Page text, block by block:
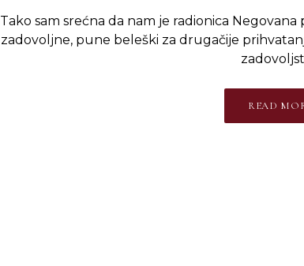
Tako sam srećna da nam je radionica
zadovoljne, pune beleški za drugačije
READ